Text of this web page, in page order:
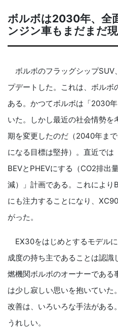
ボルボは2030年、全
ンジン車もまだまだ
ボルボのフラッグシップSUV
プデートした。これは、ボル
ある。かつてボルボは「2030
いた。しかし最近の社会情勢を
期を変更したのだ（2040年ま
になる目標は堅持）。直近で
BEVとPHEVにする（CO2排出
減）」計画である。これにより
にも注力することになり、
がった。
EX30をはじめとするモデル
成度の持ち主であることは認識
燃機関ボルボのオーナーである
は少し寂しい思いを抱いてい
改善は、いろいろな手法がある
うれしい。